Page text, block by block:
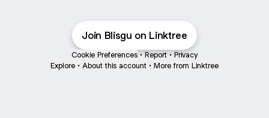
Join Blisgu on Linktree
Cookie Preferences • Report • Privacy
Explore • About this account • More from Linktree